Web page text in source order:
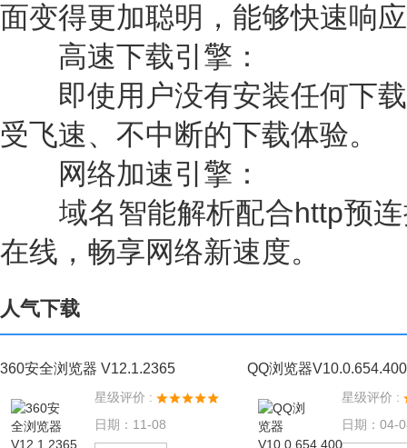
面变得更加聪明，能够快速响
高速下载引擎：
即使用户没有安装任何下载
受飞速、不中断的下载体验。
网络加速引擎：
域名智能解析配合http预连
在线，畅享网络新速度。
人气下载
360安全浏览器 V12.1.2365
星级评价 :
日期：11-08
QQ浏览器
星级评价 :
日期：04-